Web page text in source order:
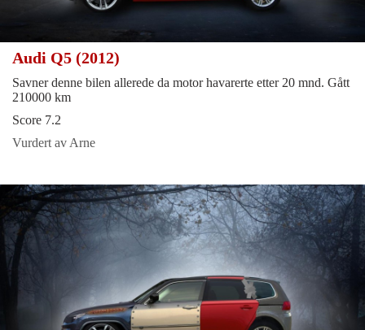
Audi Q5 (2012)
Savner denne bilen allerede da motor havarerte etter 20 mnd. Gått
210000 km
Score 7.2
Vurdert av Arne